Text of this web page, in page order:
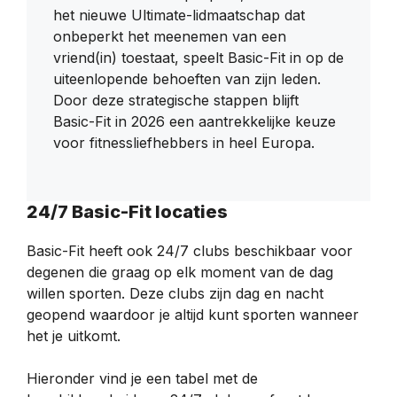
het nieuwe Ultimate-lidmaatschap dat
onbeperkt het meenemen van een
vriend(in) toestaat, speelt Basic-Fit in op de
uiteenlopende behoeften van zijn leden.
Door deze strategische stappen blijft
Basic-Fit in 2026 een aantrekkelijke keuze
voor fitnessliefhebbers in heel Europa.
24/7 Basic-Fit locaties
Basic-Fit heeft ook 24/7 clubs beschikbaar voor
degenen die graag op elk moment van de dag
willen sporten. Deze clubs zijn dag en nacht
geopend waardoor je altijd kunt sporten wanneer
het je uitkomt.
Hieronder vind je een tabel met de